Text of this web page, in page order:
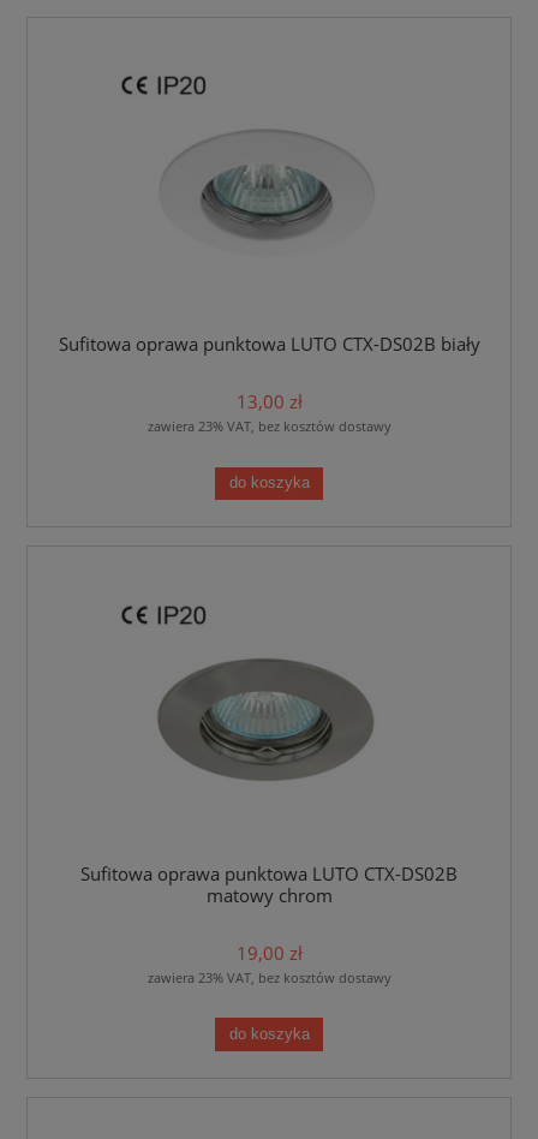
Sufitowa oprawa punktowa LUTO CTX-DS02B biały
13,00 zł
zawiera 23% VAT, bez kosztów dostawy
do koszyka
Sufitowa oprawa punktowa LUTO CTX-DS02B
matowy chrom
19,00 zł
zawiera 23% VAT, bez kosztów dostawy
do koszyka